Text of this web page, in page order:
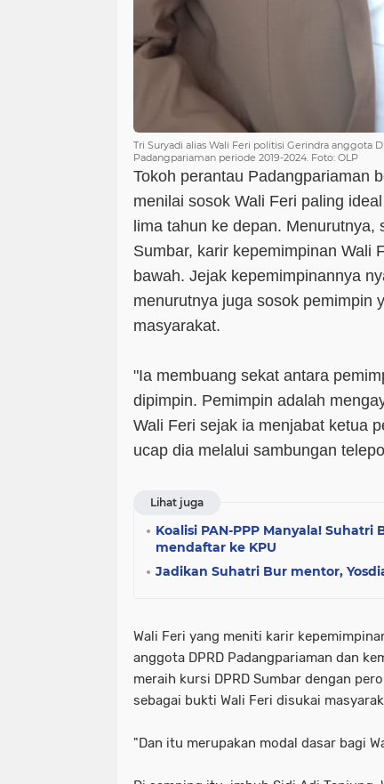
Tri Suryadi alias Wali Feri politisi Gerindra anggota
Padangpariaman periode 2019-2024. Foto: OLP
Tokoh perantau Padangpariaman
menilai sosok Wali Feri paling
lima tahun ke depan. Menurutnya,
Sumbar, karir kepemimpinan Wali
bawah. Jejak kepemimpinannya
menurutnya juga sosok pemimpin
masyarakat.
"Ia membuang sekat antara
dipimpin. Pemimpin adalah
Wali Feri sejak ia menjabat ketua
ucap dia melalui sambungan
Lihat juga
Koalisi PAN-PPP Manyala!
mendaftar ke KPU
Jadikan Suhatri Bur mentor,
Wali Feri yang meniti karir
anggota DPRD Padangpariaman dan
meraih kursi DPRD Sumbar dengan
sebagai bukti Wali Feri disukai
"Dan itu merupakan modal dasar bagi